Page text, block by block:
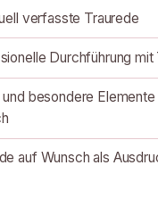
verfasste Traurede
Durchführung mit
und besondere
auf Wunsch als